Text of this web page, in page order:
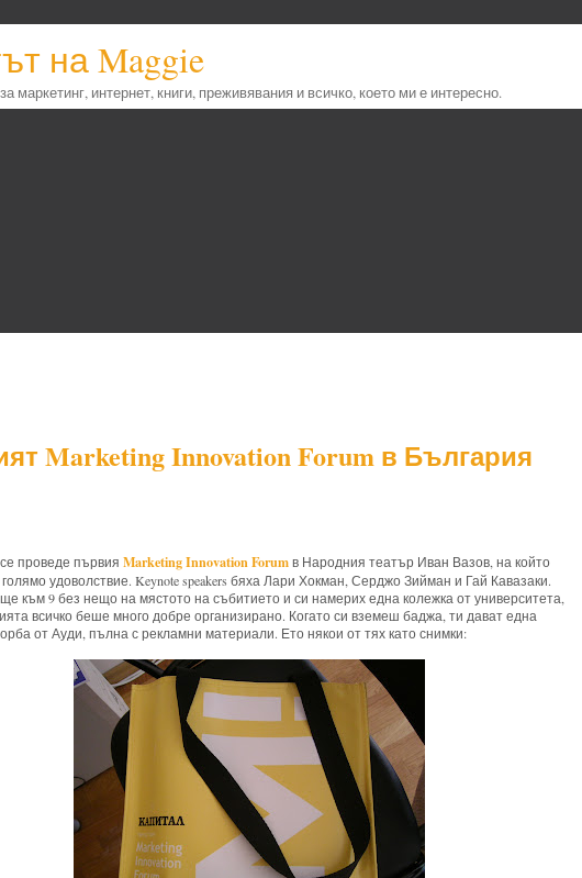
на Maggie
маркетинг, интернет, книги, преживявания и всичко, което ми е интересно.
Marketing Innovation Forum в България
проведе първия Marketing Innovation Forumв Народния театър Иван Вазов, на който
удоволствие. Keynote speakers бяха Лари Хокман, Серджо Зийман и Гай Кавазаки.
към 9 без нещо на мястото на събитието и си намерих една колежка от университета,
всичко беше много добре организирано. Когато си вземеш баджа, ти дават една
от Ауди, пълна с рекламни материали. Ето някои от тях като снимки: